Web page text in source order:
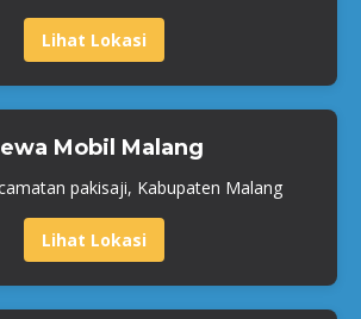
Lihat Lokasi
Mobil Malang
pakisaji, Kabupaten Malang
Lihat Lokasi